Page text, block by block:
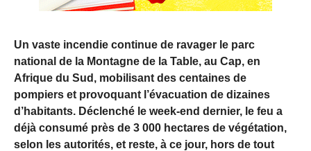
Un vaste incendie continue de ravager le parc
national de la Montagne de la Table, au Cap, en
Afrique du Sud, mobilisant des centaines de
pompiers et provoquant l’évacuation de dizaines
d’habitants. Déclenché le week-end dernier, le feu a
déjà consumé près de 3 000 hectares de végétation,
selon les autorités, et reste, à ce jour, hors de tout